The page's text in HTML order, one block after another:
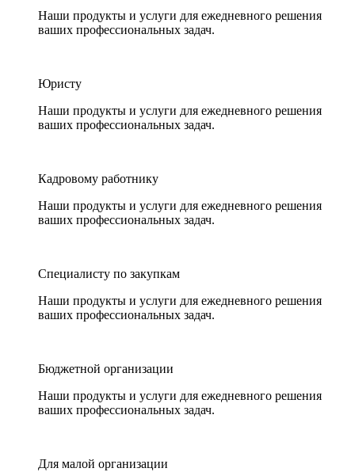
Наши продукты и услуги для ежедневного решения
ваших профессиональных задач.
Юристу
Наши продукты и услуги для ежедневного решения
ваших профессиональных задач.
Кадровому работнику
Наши продукты и услуги для ежедневного решения
ваших профессиональных задач.
Специалисту по закупкам
Наши продукты и услуги для ежедневного решения
ваших профессиональных задач.
Бюджетной организации
Наши продукты и услуги для ежедневного решения
ваших профессиональных задач.
Для малой организации